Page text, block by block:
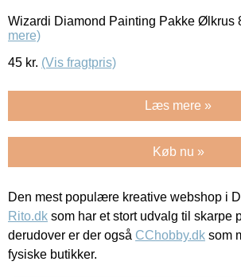
Wizardi Diamond Painting Pakke Ølkrus
mere)
45 kr. (Vis fragtpris)
Læs mere »
Køb nu »
Den mest populære kreative webshop i
Rito.dk som har et stort udvalg til skarpe
derudover er der også CChobby.dk som
fysiske butikker.